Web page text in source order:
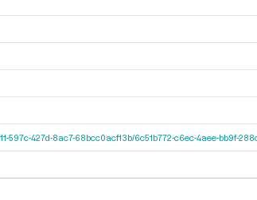
597c-427d-8ac7-68bcc0acf13b/6c51b772-c6ec-4aee-bb9f-